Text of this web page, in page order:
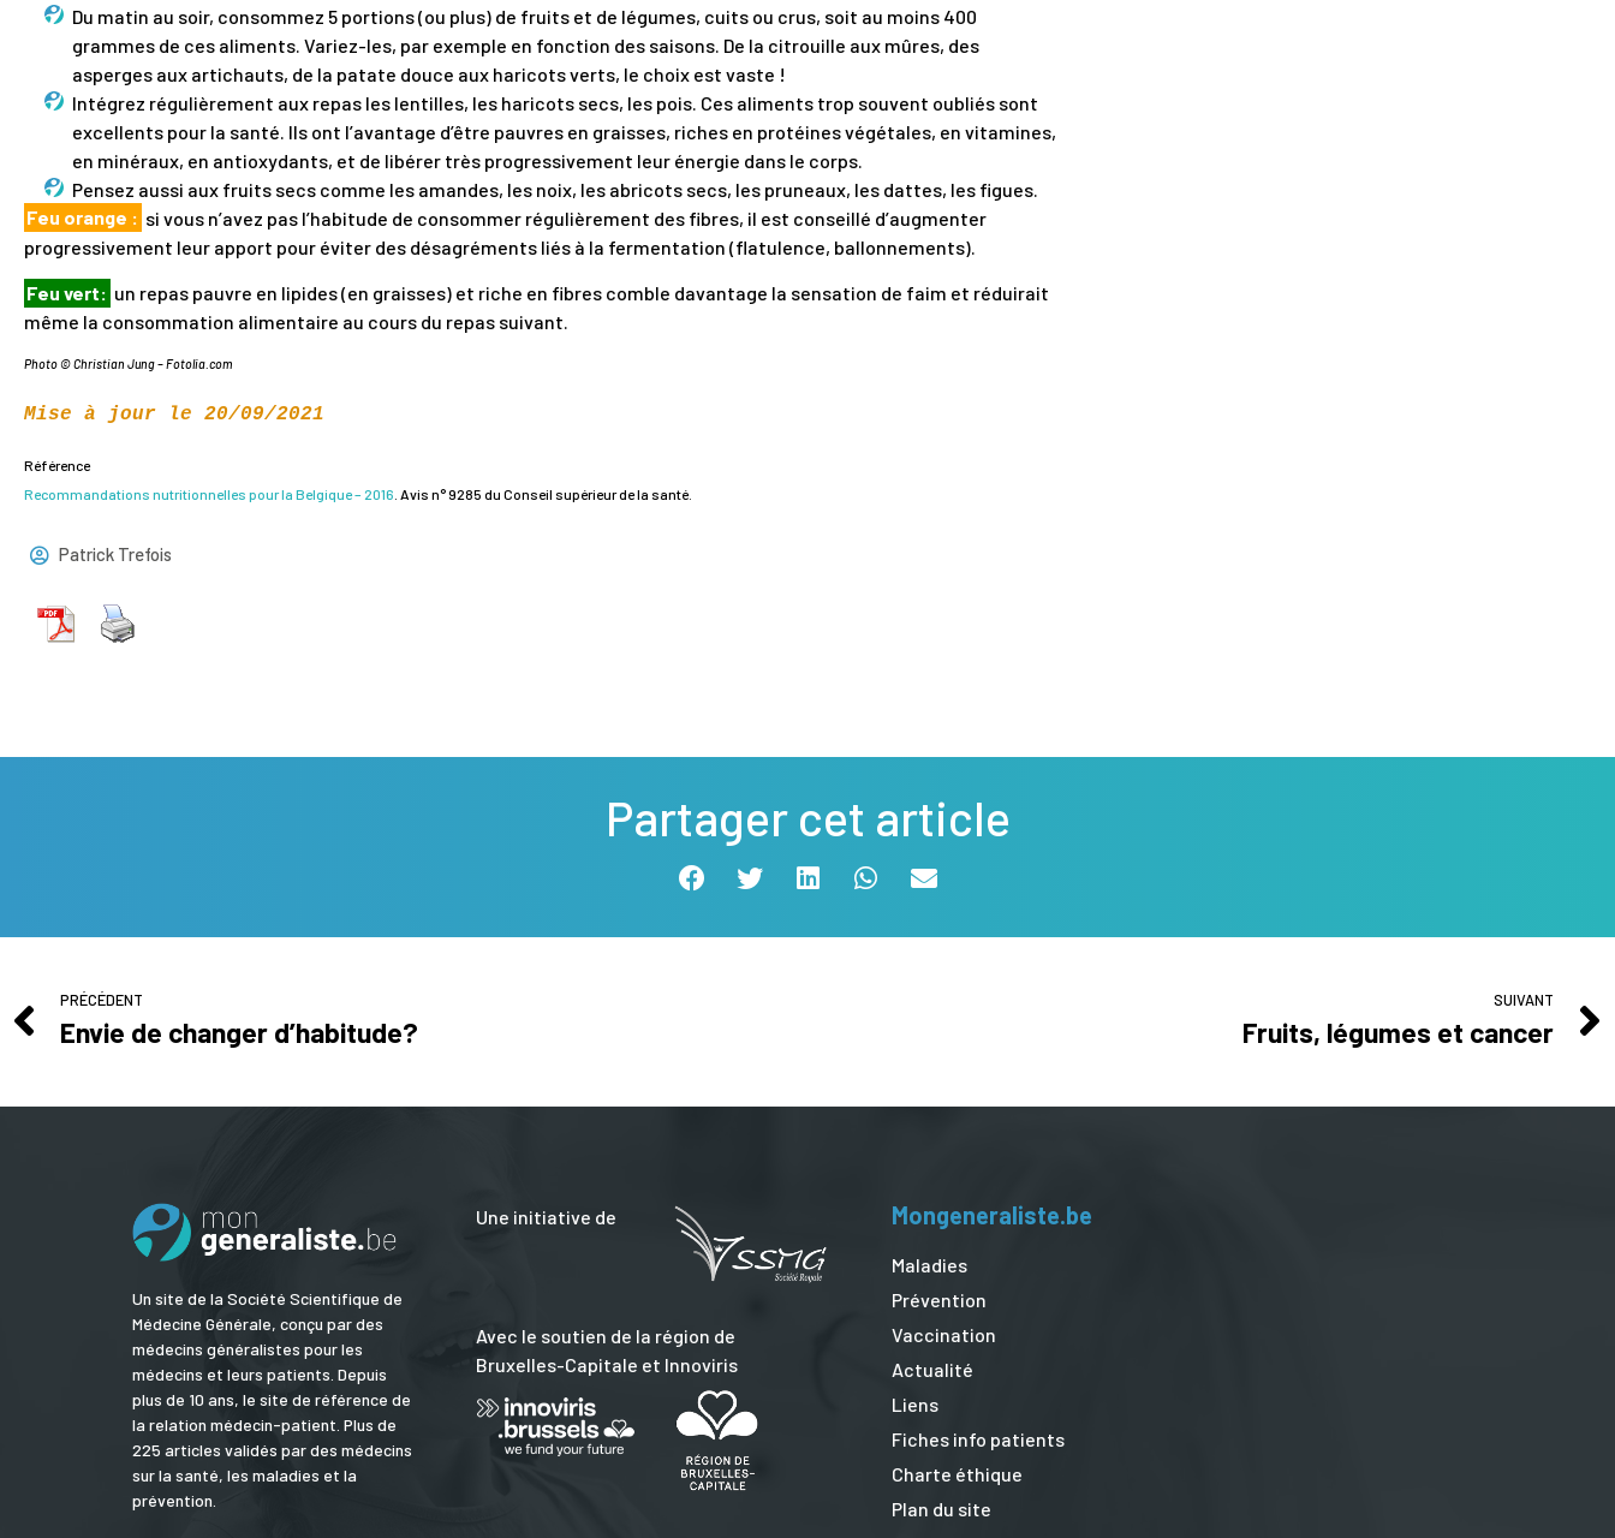
Du matin au soir, consommez 5 portions (ou plus) de fruits et de légumes, cuits ou crus, soit au moins 400
grammes de ces aliments. Variez-les, par exemple en fonction des saisons. De la citrouille aux mûres, des
asperges aux artichauts, de la patate douce aux haricots verts, le choix est vaste !
Intégrez régulièrement aux repas les lentilles, les haricots secs, les pois. Ces aliments trop souvent oubliés sont
excellents pour la santé. Ils ont l’avantage d’être pauvres en graisses, riches en protéines végétales, en vitamines,
en minéraux, en antioxydants, et de libérer très progressivement leur énergie dans le corps.
Pensez aussi aux fruits secs comme les amandes, les noix, les abricots secs, les pruneaux, les dattes, les figues.
Feu orange : si vous n’avez pas l’habitude de consommer régulièrement des fibres, il est conseillé d’augmenter
progressivement leur apport pour éviter des désagréments liés à la fermentation (flatulence, ballonnements).
Feu vert: un repas pauvre en lipides (en graisses) et riche en fibres comble davantage la sensation de faim et réduirait
même la consommation alimentaire au cours du repas suivant.
Photo © Christian Jung – Fotolia.com
Mise à jour le 20/09/2021
Référence
Recommandations nutritionnelles pour la Belgique – 2016 . Avis n° 9285 du Conseil supérieur de la santé.
Patrick Trefois
Partager cet article
PRÉCÉDENT
Envie de changer d’habitude?
SUIVANT
Fruits, légumes et cancer
Un site de la Société Scientifique de
Médecine Générale, conçu par des
médecins généralistes pour les
médecins et leurs patients. Depuis
plus de 10 ans, le site de référence de
la relation médecin-patient. Plus de
225 articles validés par des médecins
sur la santé, les maladies et la
prévention.
Une initiative de
Avec le soutien de la région de
Bruxelles-Capitale et Innoviris
Mongeneraliste.be
Maladies
Prévention
Vaccination
Actualité
Liens
Fiches info patients
Charte éthique
Plan du site